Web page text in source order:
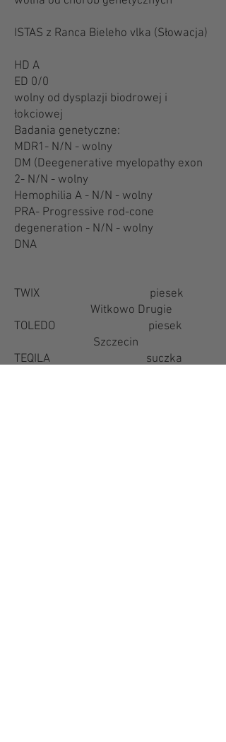
ISTAS z Ranca Bieleho vlka (Słowacja)
HD A
ED 0/0
wolny od dysplazji biodrowej i
łokciowej
Badania genetyczne:
MDR1- N/N - wolny
DM (Deegenerative myelopathy exon
2- N/N - wolny
Hemophilia A - N/N - wolny
PRA- Progressive rod-cone
degeneration - N/N - wolny
DNA
TWIX piesek
Witkowo Drugie
TOLEDO piesek
Szczecin
TEQILA suczka